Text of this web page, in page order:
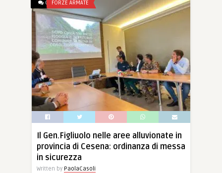
0 FORZE ARMATE
Il Gen.Figliuolo nelle aree alluvionate in
provincia di Cesena: ordinanza di messa
in sicurezza
Written by PaolaCasoli